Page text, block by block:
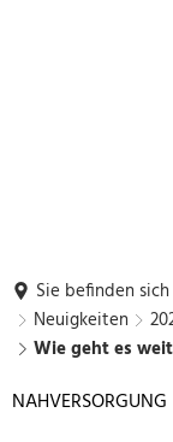
Sie befinden
Neuigkeiten
Wie geht es
NAHVERSORGUNG